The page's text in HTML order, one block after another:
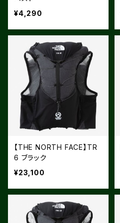
¥4,290
【THE NORTH FACE】TR
6 ブラック
¥23,100